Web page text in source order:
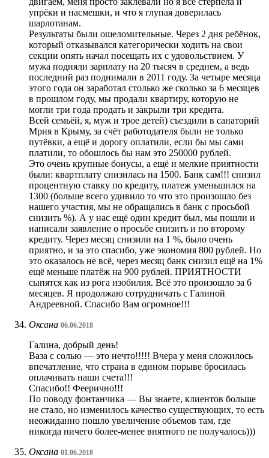
упрёки и насмешки, и что я глупая доверилась
шарлотанам.
Результаты были ошеломительные. Через 2 дня ребёнок,
который отказывался категорически ходить на свои
секции опять начал посещать их с удовольствием. У
мужа подняли зарплату на 20 тысяч в среднем, а ведь
последний раз поднимали в 2011 году. За четыре месяца
этого года он заработал столько же сколько за 6 месяцев
в прошлом году, мы продали квартиру, которую не
могли три года продать и закрыли три кредита.
Всей семьёй, я, муж и трое детей) съездили в санаторий
Мрия в Крыму, за счёт работодателя были не только
путёвки, а ещё и дорогу оплатили, если бы мы сами
платили, то обошлось бы нам это 250000 рублей.
Это очень крупные бонусы, а ещё и мелкие приятности
были: квартплату снизилась на 1500. Банк сам!!! снизил
процентную ставку по кредиту, платеж уменьшился на
1300 (больше всего удивило то что это произошло без
нашего участия, мы не обращались в банк с просьбой
снизить %). А у нас ещё один кредит был, мы пошли и
написали заявление о просьбе снизить и по второму
кредиту. Через месяц снизили на 1 %, было очень
приятно, и за это спасибо, уже экономия 800 рублей. Но
это оказалось не всё, через месяц банк снизил ещё на 1%
ещё меньше платёж на 900 рублей. ПРИЯТНОСТИ
сыпятся как из рога изобилия. Всё это произошло за 6
месяцев. Я продолжаю сотрудничать с Галиной
Андреевной. Спасибо Вам огромное!!!
Оксана 06.06.2018
Галина, добрый день!
Ваза с солью — это нечто!!!!! Вчера у меня сложилось
впечатление, что страна в едином порыве бросилась
оплачивать наши счета!!!
Спасибо!! Феерично!!!
По поводу фонтанчика — Вы знаете, клиентов больше
не стало, но изменилось качество существующих, то есть
неожиданно пошло увеличение объемов там, где
никогда ничего более-менее внятного не получалось)))
Оксана 01.06.2018